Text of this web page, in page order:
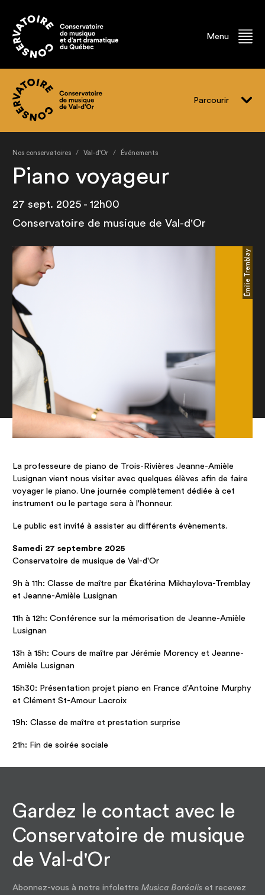
Menu
Parcourir
Programmes
Professeur.e.s
Nos conservatoires Val-d'Or Événements
Piano voyageur
27 sept. 2025 - 12h00
Conservatoire de musique de Val-d'Or
Émilie Tremblay
La professeure de piano de Trois-Rivières Jeanne-Amièle
Lusignan vient nous visiter avec quelques élèves afin de faire
voyager le piano. Une journée complètement dédiée à cet
instrument ou le partage sera à l'honneur. ​​​​​​​
Le public est invité à assister au différents évènements.
Samedi 27 septembre 2025
Conservatoire de musique de Val-d'Or
9h à 11h: Classe de maître par Ékatérina Mikhaylova-Tremblay
et Jeanne-Amièle Lusignan
11h à 12h: Conférence sur la mémorisation de Jeanne-Amièle
Lusignan
13h à 15h: Cours de maître par Jérémie Morency et Jeanne-
Amièle Lusignan
15h30: Présentation projet piano en France d'Antoine Murphy
et Clément St-Amour Lacroix
19h: Classe de maître et prestation surprise
21h: Fin de soirée sociale
Gardez le contact avec le
Conservatoire de musique
de Val-d'Or
Abonnez-vous à notre infolettreMusica Boréalis et recevez